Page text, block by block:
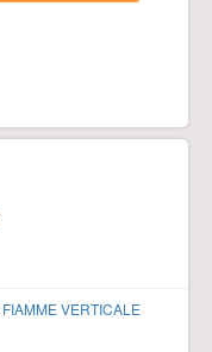
VERTICALE